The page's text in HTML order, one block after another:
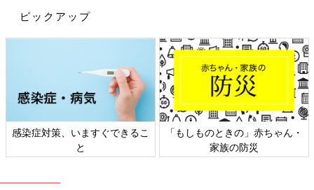
ピックアップ
感染症対策、いますぐできるこ
と
「もしものときの」赤ちゃん・
家族の防災